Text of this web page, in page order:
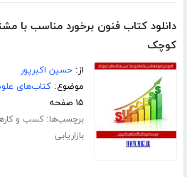
دانلود کتاب فنون برخورد مناسب با
کوچک
از:حسین اکبرپور
موضوع:کتاب‌های
۱۵ صفحه
برچسب‌ها:کسب و
بازاریابی